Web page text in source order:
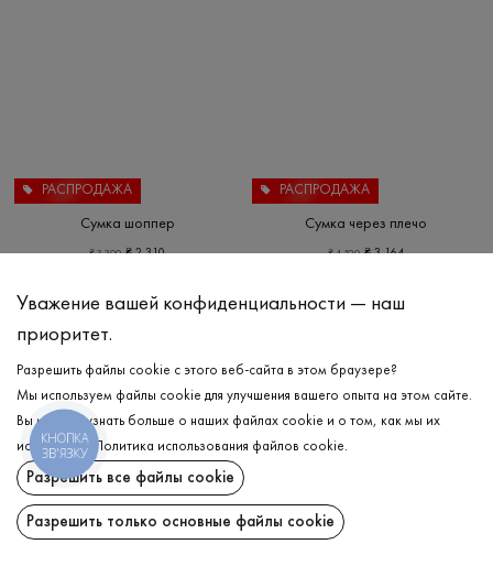
РАСПРОДАЖА
Сумка шоппер
₴3 300 ₴2 310
РАСПРОДАЖА
Сумка через плечо
₴4 520 ₴3 164
Уважение вашей конфиденциальности — наш
приоритет.
Разрешить файлы cookie с этого веб-сайта в этом браузере?
Мы используем файлы cookie для улучшения вашего опыта на этом сайте.
Вы можете узнать больше о наших файлах cookie и о том, как мы их
используем.
Политика использования файлов cookie.
Разрешить все файлы cookie
Разрешить только основные файлы cookie
КНОПКА
ЗВ'ЯЗКУ